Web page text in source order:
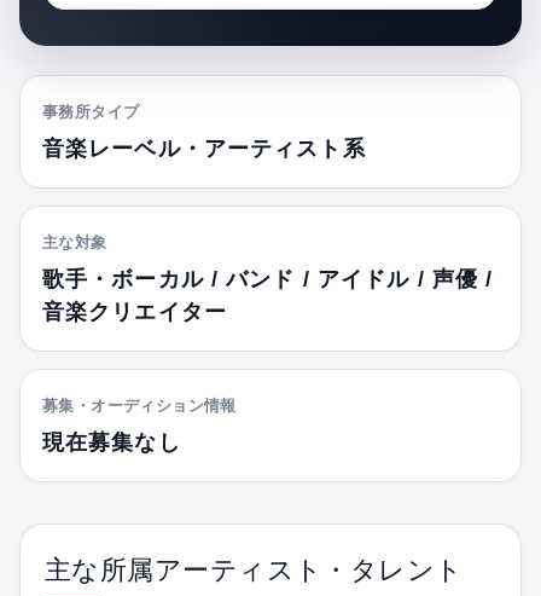
事務所タイプ
音楽レーベル・アーティスト系
主な対象
歌手・ボーカル / バンド / アイドル / 声優 /
音楽クリエイター
募集・オーディション情報
現在募集なし
主な所属アーティスト・タレント